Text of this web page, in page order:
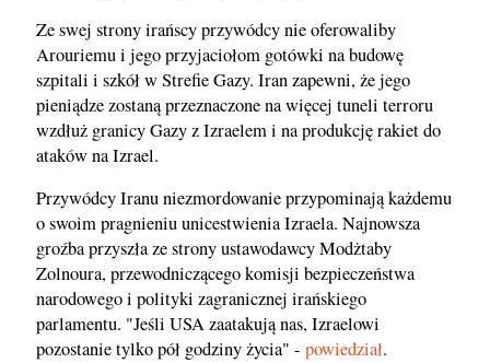
Ze swej strony irańscy przywódcy nie oferowaliby
Arouriemu i jego przyjaciołom gotówki na budowę
szpitali i szkół w Strefie Gazy. Iran zapewni, że jego
pieniądze zostaną przeznaczone na więcej tuneli terroru
wzdłuż granicy Gazy z Izraelem i na produkcję rakiet do
ataków na Izrael.
Przywódcy Iranu niezmordowanie przypominają każdemu
o swoim pragnieniu unicestwienia Izraela. Najnowsza
groźba przyszła ze strony ustawodawcy Modżtaby
Zolnoura, przewodniczącego komisji bezpieczeństwa
narodowego i polityki zagranicznej irańskiego
parlamentu. "Jeśli USA zaatakują nas, Izraelowi
pozostanie tylko pół godziny życia" - powiedział.